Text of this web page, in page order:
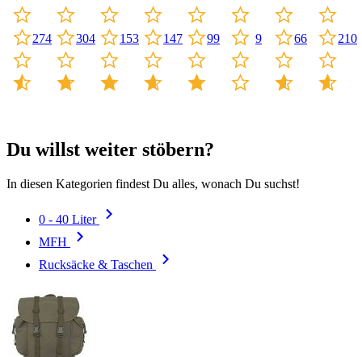
274 304 153 147 99 9 66 210
Du willst weiter stöbern?
In diesen Kategorien findest Du alles, wonach Du suchst!
0 - 40 Liter
MFH
Rucksäcke & Taschen